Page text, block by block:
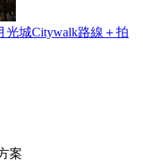
光城Citywalk路線＋拍
案